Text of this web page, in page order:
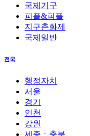
국제기구
피플&피플
지구촌화제
국제일반
전국
행정자치
서울
경기
인천
강원
세종ㆍ충북